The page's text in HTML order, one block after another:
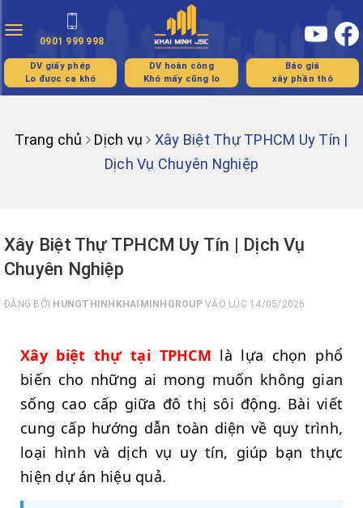
Toggle
navigation
0901 999 998
DV giấy phép
Lo được ca khó
DV hoàn công
Khó mấy cũng lo
Báo giá
xây phần thô
Trang chủ Dịch vụ
Xây Biệt Thự TPHCM Uy Tín |
Dịch Vụ Chuyên Nghiệp
Xây Biệt Thự TPHCM Uy Tín | Dịch Vụ
Chuyên Nghiệp
ĐĂNG BỞI HUNGTHINHKHAIMINHGROUPVÀO LÚC 14/05/2026
Xây biệt thự tại TPHCM là lựa chọn phổ
biến cho những ai mong muốn không gian
sống cao cấp giữa đô thị sôi động. Bài viết
cung cấp hướng dẫn toàn diện về quy trình,
loại hình và dịch vụ uy tín, giúp bạn thực
hiện dự án hiệu quả.